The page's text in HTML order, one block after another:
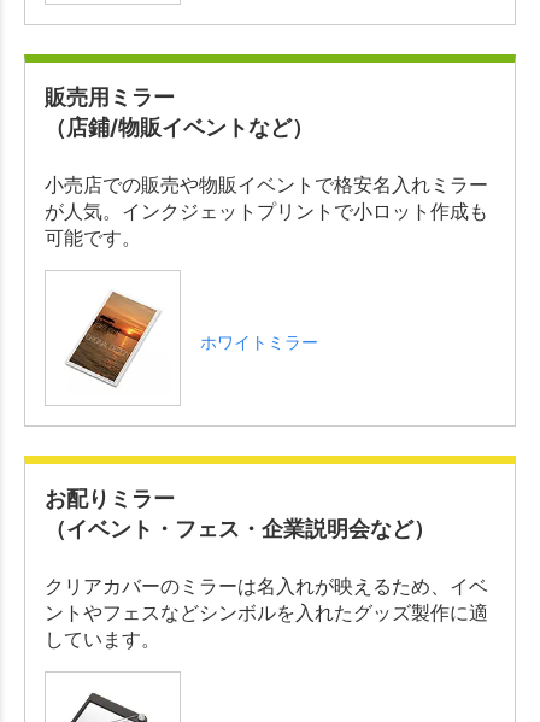
販売用ミラー
（店鋪/物販イベントなど）
小売店での販売や物販イベントで格安名入れミラー
が人気。インクジェットプリントで小ロット作成も
可能です。
ホワイトミラー
お配りミラー
（イベント・フェス・企業説明会など）
クリアカバーのミラーは名入れが映えるため、イベ
ントやフェスなどシンボルを入れたグッズ製作に適
しています。